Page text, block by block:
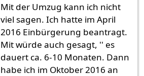
Mit der Umzug kann ich nicht
viel sagen. Ich hatte im April
2016 Einbürgerung beantragt.
Mit würde auch gesagt, '' es
dauert ca. 6-10 Monaten. Dann
habe ich im Oktober 2016 an